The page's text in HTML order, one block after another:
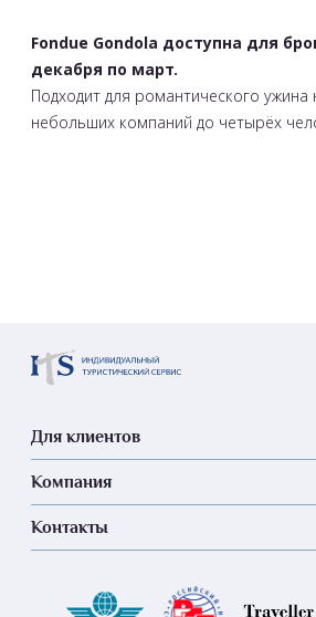
Fondue Gondola доступна для
декабря по март.
Подходит для романтического ужина
небольших компаний до четырёх
Для клиентов
Компания
Контакты